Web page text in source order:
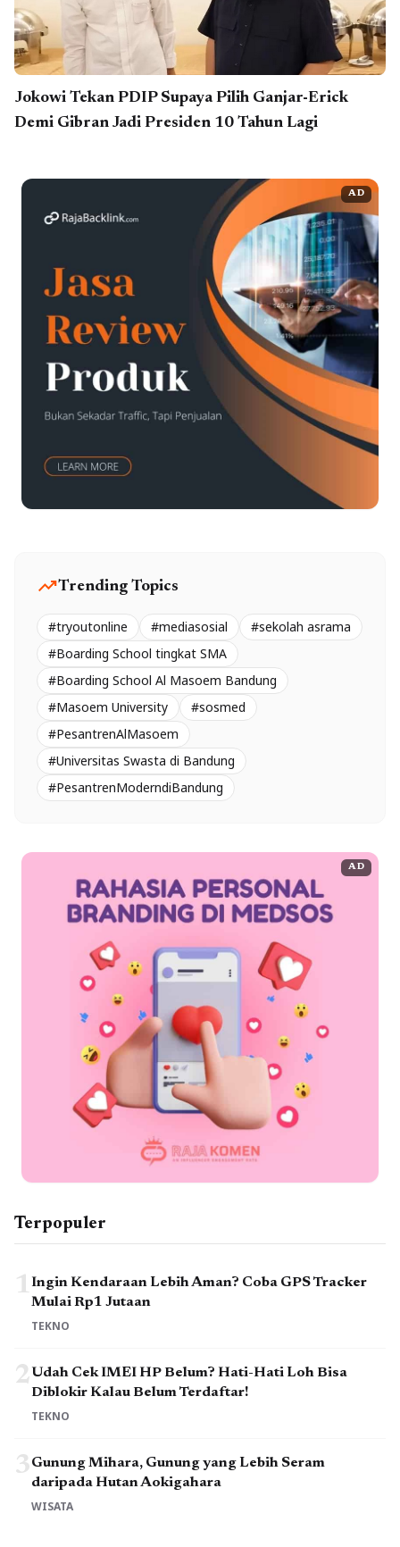
Jokowi Tekan PDIP Supaya Pilih Ganjar-Erick
Demi Gibran Jadi Presiden 10 Tahun Lagi
AD
trending_upTrending Topics
#tryoutonline #mediasosial
#sekolah asrama
#Boarding School tingkat SMA
#Boarding School Al Masoem Bandung
#Masoem University
#sosmed
#PesantrenAlMasoem
#Universitas Swasta di Bandung
#PesantrenModerndiBandung
AD
Terpopuler
1Ingin Kendaraan Lebih Aman? Coba GPS Tracker
Mulai Rp1 Jutaan
TEKNO
2Udah Cek IMEI HP Belum? Hati-Hati Loh Bisa
Diblokir Kalau Belum Terdaftar!
TEKNO
3Gunung Mihara, Gunung yang Lebih Seram
daripada Hutan Aokigahara
WISATA